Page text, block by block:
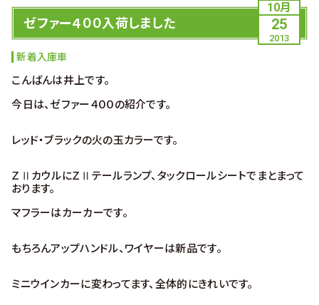
10月
25
2013
ゼファー４００入荷しました
新着入庫車
こんばんは井上です。
今日は、ゼファー４００の紹介です。
レッド・ブラックの火の玉カラーです。
ＺⅡカウルにＺⅡテールランプ、タックロールシートでまとまって
おります。
マフラーはカーカーです。
もちろんアップハンドル、ワイヤーは新品です。
ミニウインカーに変わってます、全体的にきれいです。